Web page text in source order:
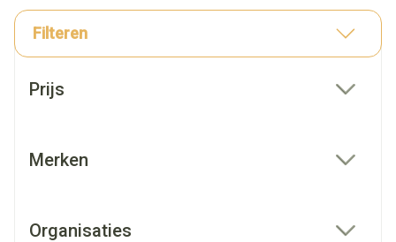
Filteren
Prijs
Merken
Organisaties